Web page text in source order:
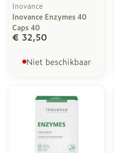
Inovance
Inovance Enzymes 40
Caps 40
€ 32,50
Niet beschikbaar